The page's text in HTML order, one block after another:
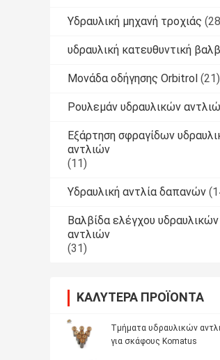
Υδραυλική μηχανή τροχιάς
υδραυλική κατευθυντική
Μονάδα οδήγησης Orbitrol (21)
Ρουλεμάν υδραυλικών
Εξάρτηση σφραγίδων
αντλιών
(11)
Υδραυλική αντλία δαπανών
Βαλβίδα ελέγχου υδραυλικών
αντλιών
(31)
ΚΑΛΎΤΕΡΑ ΠΡΟΪΌΝΤΑ
Τμήματα υδραυλικών
για σκάφους Komatus